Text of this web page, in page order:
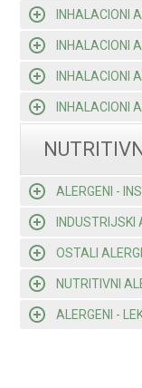
INHALACIONI
INHALACIONI
INHALACIONI
INHALACIONI
ALERGENI -
INDUSTRIJSKI
OSTALI
NUTRITIVNI
ALERGENI -